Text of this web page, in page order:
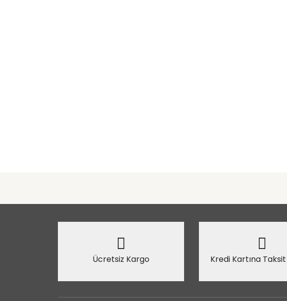
Ücretsiz Kargo Kredi Kartına